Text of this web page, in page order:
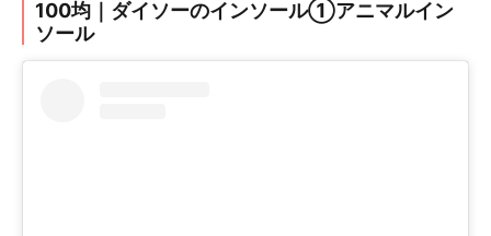
100均｜ダイソーのインソール①アニマルイン
ソール